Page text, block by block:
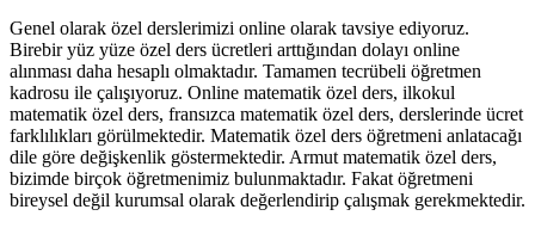
Genel olarak özel derslerimizi online olarak tavsiye ediyoruz.
Birebir yüz yüze özel ders ücretleri arttığından dolayı online
alınması daha hesaplı olmaktadır. Tamamen tecrübeli öğretmen
kadrosu ile çalışıyoruz. Online matematik özel ders, ilkokul
matematik özel ders, fransızca matematik özel ders, derslerinde ücret
farklılıkları görülmektedir. Matematik özel ders öğretmeni anlatacağı
dile göre değişkenlik göstermektedir. Armut matematik özel ders,
bizimde birçok öğretmenimiz bulunmaktadır. Fakat öğretmeni
bireysel değil kurumsal olarak değerlendirip çalışmak gerekmektedir.